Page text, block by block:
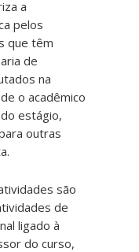
a
pelos
que têm
de
na
o acadêmico
estágio,
outras
são
de
ligado à
do curso,